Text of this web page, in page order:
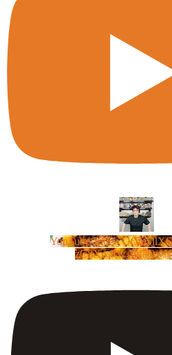
YouTube Video